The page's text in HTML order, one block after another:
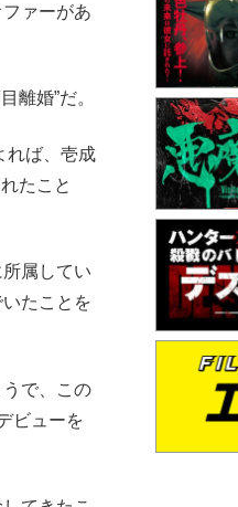
ァーがあ
離婚”だ。
れば、壱成
たこと
属してい
たことを
で、この
ビューを